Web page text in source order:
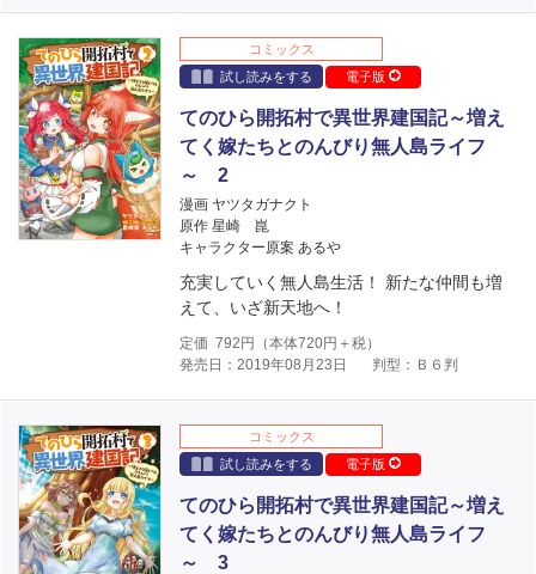
コミックス
試し読みをする
電子版
てのひら開拓村で異世界建国記～増え
てく嫁たちとのんびり無人島ライフ
～ 2
漫画 ヤツタガナクト
原作 星崎 崑
キャラクター原案 あるや
充実していく無人島生活！ 新たな仲間も増
えて、いざ新天地へ！
定価 792 円（本体720円＋税）
発売日：2019年08月23日
判型：Ｂ６判
コミックス
試し読みをする
電子版
てのひら開拓村で異世界建国記～増え
てく嫁たちとのんびり無人島ライフ
～ 3